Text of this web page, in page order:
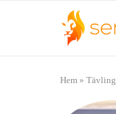
Hem » Tävling